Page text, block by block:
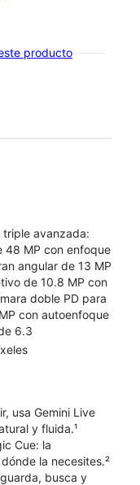
producto
triple avanzada:
48 MP con enfoque
angular de 13 MP
de 10.8 MP con
doble PD para
con autoenfoque
6.3
usa Gemini Live
y fluida.¹
Cue: la
la necesites.²
busca y